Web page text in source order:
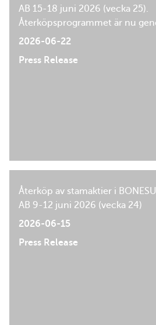
AB 15-18 juni 2026 (vecka 25).
Återköpsprogrammet är nu
2026-06-22
Press Release
Återköp av stamaktier i
AB 9-12 juni 2026 (vecka 24)
2026-06-15
Press Release